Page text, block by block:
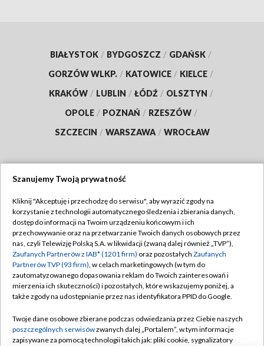
BIAŁYSTOK / BYDGOSZCZ / GDAŃSK /
GORZÓW WLKP. / KATOWICE / KIELCE /
KRAKÓW / LUBLIN / ŁÓDŹ / OLSZTYN /
OPOLE / POZNAŃ / RZESZÓW /
SZCZECIN / WARSZAWA / WROCŁAW
TVP
Abonament TVP
Emisja w TVP
Centrum informacji TVP
Naziemna Telewizja Cyfrowa
Rada Programowa
Regulamin TVP
Polityka prywatności
Moje zgody
Pomoc
Kontakt
Szanujemy Twoją prywatność
Kliknij "Akceptuję i przechodzę do serwisu", aby wyrazić zgody na
korzystanie z technologii automatycznego śledzenia i zbierania danych,
dostęp do informacji na Twoim urządzeniu końcowym i ich
przechowywanie oraz na przetwarzanie Twoich danych osobowych przez
nas, czyli Telewizję Polską S.A. w likwidacji (zwaną dalej również „TVP”),
Zaufanych Partnerów z IAB* (1201 firm) oraz pozostałych Zaufanych
Partnerów TVP (93 firm), w celach marketingowych (w tym do
zautomatyzowanego dopasowania reklam do Twoich zainteresowań i
mierzenia ich skuteczności) i pozostałych, które wskazujemy poniżej, a
także zgody na udostępnianie przez nas identyfikatora PPID do Google.
Twoje dane osobowe zbierane podczas odwiedzania przez Ciebie naszych
poszczególnych serwisówzwanych dalej „Portalem”, w tym informacje
zapisywane za pomocą technologii takich jak: pliki cookie, sygnalizatory